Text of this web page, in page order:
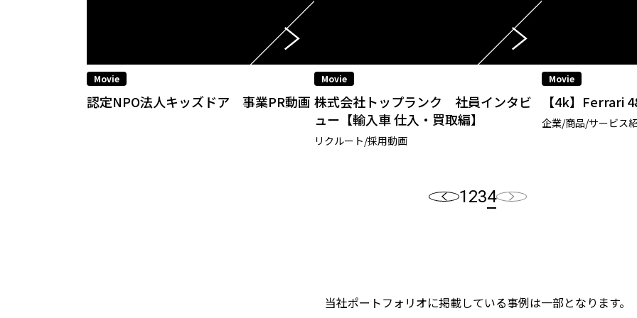
Movie
認定NPO法⼈キッズドア 事業PR動画
Movie
株式会社トップランク 社員インタビ
ュー【輸入車 仕入・買取編】
リクルート/採用動画
Movie
【4k】Ferrari
企業/商品/サービス
1234
当社ポートフォリオに掲載している事例は一部となります。